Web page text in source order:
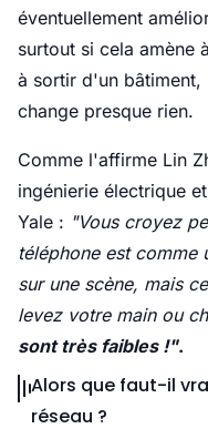
éventuellement
surtout si cela amène
à sortir d'un bâtiment,
change presque rien.
Comme l'affirme Lin
ingénierie électrique
Yale : "Vous croyez
téléphone est comme
sur une scène, mais
levez votre main ou
sont très faibles !".
Alors que faut-il
réseau ?